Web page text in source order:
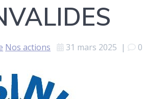
Nos actions 31 mars 2025 | 0